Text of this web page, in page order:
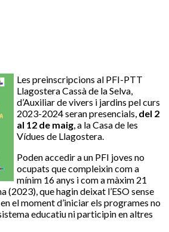
Les preinscripcions al PFI-PTT
Llagostera Cassà de la Selva,
d’Auxiliar de vivers i jardins pel curs
2023-2024 seran presencials, del 2
al 12 de maig, a la Casa de les
Vídues de Llagostera.
Poden accedir a un PFI joves no
ocupats que compleixin com a
mínim 16 anys i com a màxim 21
(2023), que hagin deixat l’ESO sense
el moment d’iniciar els programes no
educatiu ni participin en altres